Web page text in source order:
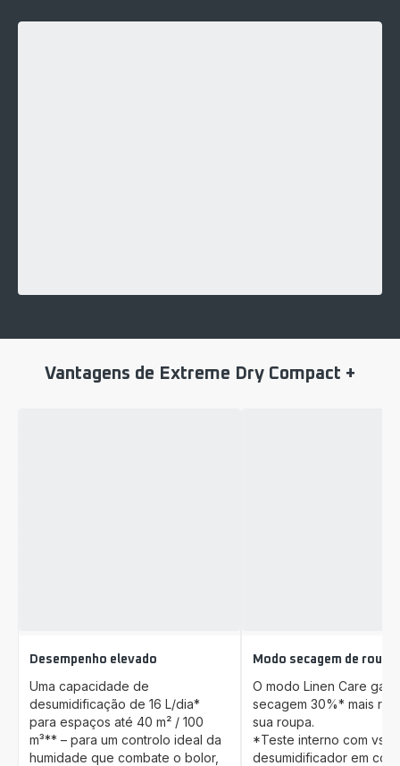
Vantagens de Extreme Dry Compact +
Desempenho elevado
Uma capacidade de
desumidificação de 16 L/dia*
para espaços até 40 m² / 100
m³** – para um controlo ideal da
humidade que combate o bolor,
Modo secagem de roupa
O modo Linen Care
secagem 30%* mais
sua roupa.
*Teste interno com vs
desumidificador em